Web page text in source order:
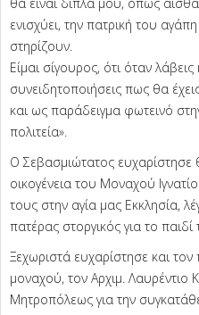
ενισχύει, την πατρική του
στηρίζουν.
Είμαι σίγουρος, ότι όταν
συνειδητοποιήσεις πως θα
και ως παράδειγμα φωτεινό
πολιτεία».
Ο Σεβασμιώτατος ευχαρίστησε
οικογένεια του Μοναχού
τους στην αγία μας Εκκλησία,
πατέρας στοργικός για το παιδί
Ξεχωριστά ευχαρίστησε και
μοναχού, τον Αρχιμ. Λαυρέντιο
Μητροπόλεως για την